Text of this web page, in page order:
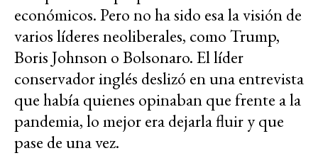
económicos. Pero no ha sido esa la visión de
varios líderes neoliberales, como Trump,
Boris Johnson o Bolsonaro. El líder
conservador inglés deslizó en una entrevista
que había quienes opinaban que frente a la
pandemia, lo mejor era dejarla fluir y que
pase de una vez.